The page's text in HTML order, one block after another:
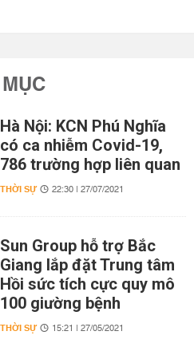
Hà Nội: KCN Phú Nghĩa
có ca nhiễm Covid-19,
786 trường hợp liên quan
THỜI SỰ 22:30 | 27/07/2021
Sun Group hỗ trợ Bắc
Giang lắp đặt Trung tâm
Hồi sức tích cực quy mô
100 giường bệnh
THỜI SỰ 15:21 | 27/05/2021